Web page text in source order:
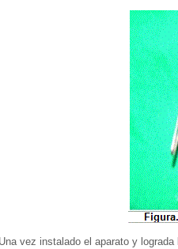
Una vez instalado el aparato y